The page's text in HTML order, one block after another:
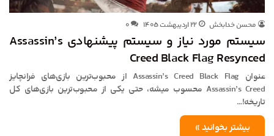
محسن خدابخش ۲۲ اردیبهشت ۱۴۰۵ ۰
سیستم مورد نیاز و سیستم پیشنهادی Assassin’s
Creed Black Flag Resynced
عنوان Assassin’s Creed Black Flag از محبوب‌ترین بازی‌های فرانچایز
Assassin’s Creed محسوب میشه، حتی یکی از محبوب‌ترین بازی‌های کل
تاریخه!…
بیشتر بخوانید »